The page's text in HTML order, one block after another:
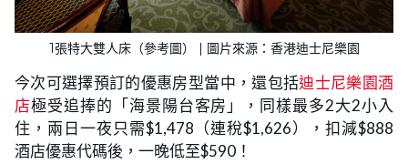
1張特大雙人床（參考圖） | 圖片來源：香港迪士尼樂園
今次可選擇預訂的優惠房型當中，還包括迪士尼樂園酒
店極受追捧的「海景陽台客房」，同樣最多2大2小入
住，兩日一夜只需$1,478（連稅$1,626），扣減$888
酒店優惠代碼後，一晚低至$590！